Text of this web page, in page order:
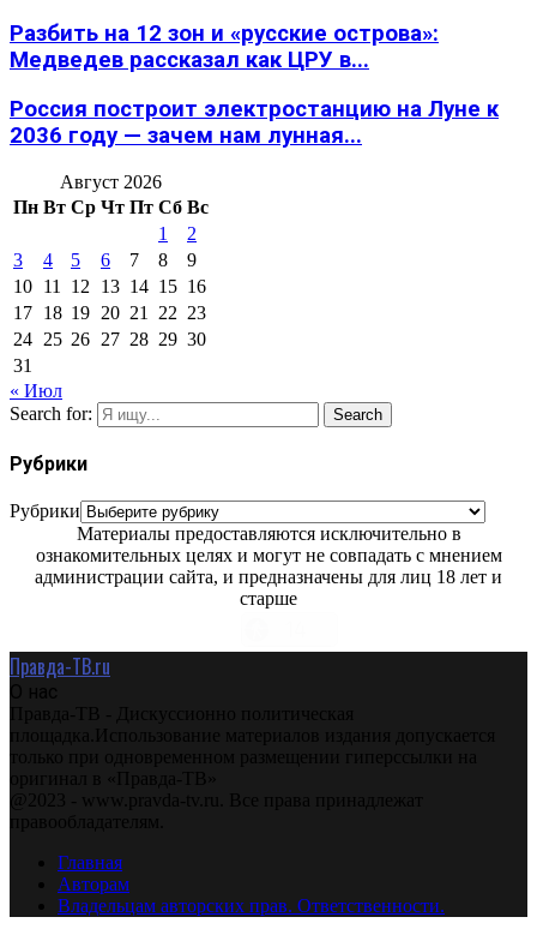
Разбить на 12 зон и «русские острова»:
Медведев рассказал как ЦРУ в...
Россия построит электростанцию на Луне к
2036 году — зачем нам лунная...
Август 2026
Пн Вт Ср Чт Пт Сб Вс
1
2
3
4 5 6 7 8
9
10 11 12 13 14 15 16
17 18 19 20 21 22 23
24 25 26 27 28 29 30
31
« Июл
Search for:
Search
Рубрики
Рубрики
Материалы предоставляются исключительно в
ознакомительных целях и могут не совпадать с мнением
администрации сайта, и предназначены для лиц 18 лет и
старше
Правда-ТВ.ru
О нас
Правда-ТВ - Дискуссионно политическая
площадка.Использование материалов издания допускается
только при одновременном размещении гиперссылки на
оригинал в «Правда-ТВ»
@2023 - www.pravda-tv.ru. Все права принадлежат
правообладателям.
Главная
Авторам
Владельцам авторских прав. Ответственности.